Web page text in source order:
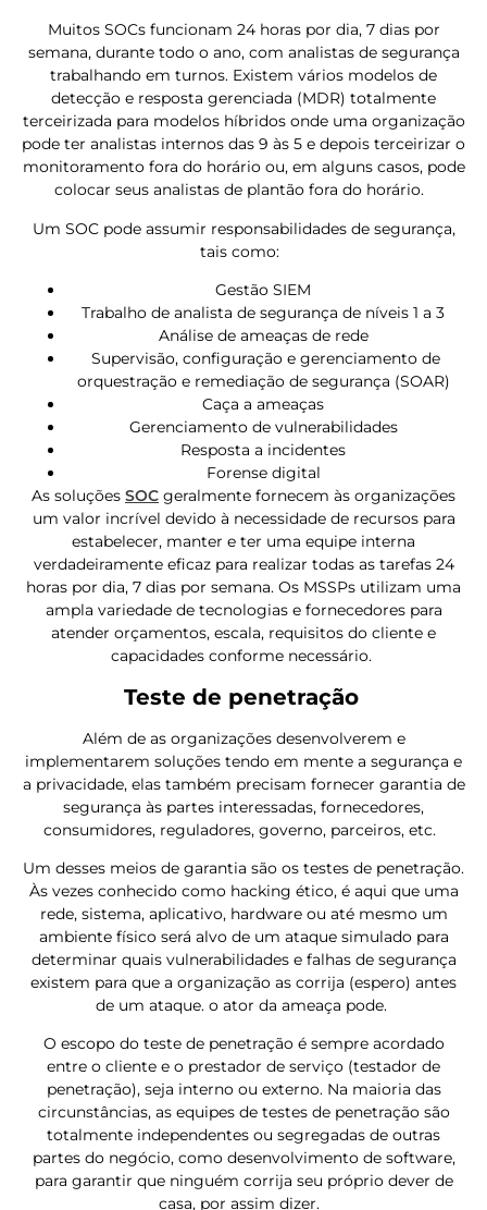
Muitos SOCs funcionam 24 horas por dia, 7 dias por
semana, durante todo o ano, com analistas de segurança
trabalhando em turnos. Existem vários modelos de
detecção e resposta gerenciada (MDR) totalmente
terceirizada para modelos híbridos onde uma organização
pode ter analistas internos das 9 às 5 e depois terceirizar o
monitoramento fora do horário ou, em alguns casos, pode
colocar seus analistas de plantão fora do horário.
Um SOC pode assumir responsabilidades de segurança,
tais como:
Gestão SIEM
Trabalho de analista de segurança de níveis 1 a 3
Análise de ameaças de rede
Supervisão, configuração e gerenciamento de
orquestração e remediação de segurança (SOAR)
Caça a ameaças
Gerenciamento de vulnerabilidades
Resposta a incidentes
Forense digital
As soluções SOC geralmente fornecem às organizações
um valor incrível devido à necessidade de recursos para
estabelecer, manter e ter uma equipe interna
verdadeiramente eficaz para realizar todas as tarefas 24
horas por dia, 7 dias por semana. Os MSSPs utilizam uma
ampla variedade de tecnologias e fornecedores para
atender orçamentos, escala, requisitos do cliente e
capacidades conforme necessário.
Teste de penetração
Além de as organizações desenvolverem e
implementarem soluções tendo em mente a segurança e
a privacidade, elas também precisam fornecer garantia de
segurança às partes interessadas, fornecedores,
consumidores, reguladores, governo, parceiros, etc.
Um desses meios de garantia são os testes de penetração.
Às vezes conhecido como hacking ético, é aqui que uma
rede, sistema, aplicativo, hardware ou até mesmo um
ambiente físico será alvo de um ataque simulado para
determinar quais vulnerabilidades e falhas de segurança
existem para que a organização as corrija (espero) antes
de um ataque. o ator da ameaça pode.
O escopo do teste de penetração é sempre acordado
entre o cliente e o prestador de serviço (testador de
penetração), seja interno ou externo. Na maioria das
circunstâncias, as equipes de testes de penetração são
totalmente independentes ou segregadas de outras
partes do negócio, como desenvolvimento de software,
para garantir que ninguém corrija seu próprio dever de
casa, por assim dizer.